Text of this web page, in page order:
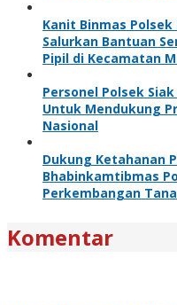
Kanit Binmas
Salurkan Bantuan
Pipil di Kecamatan
Personel Polsek
Untuk Mendukung
Nasional
Dukung Ketahanan
Bhabinkamtibmas
Perkembangan
Komentar